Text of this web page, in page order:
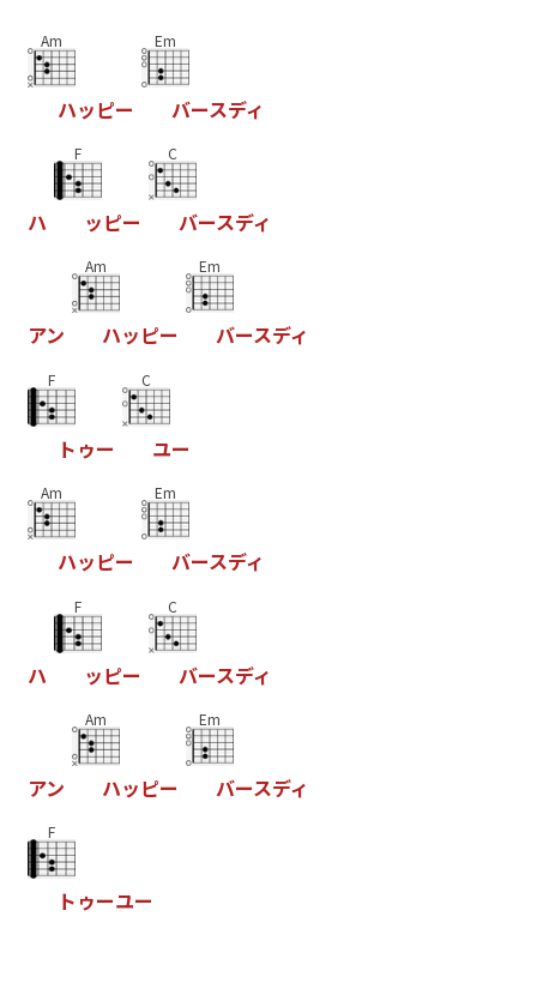
Am
ハッピー
Em
バースディ
ハ
F
ッピー
C
バースディ
アン
Am
ハッピー
Em
バースディ
F
ト ゥー
C
ユー
Am
ハッピー
Em
バースディ
ハ
F
ッピー
C
バースディ
アン
Am
ハッピー
Em
バースディ
F
ト ゥーユー